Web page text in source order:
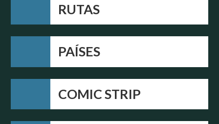
RUTAS
PAÍSES
COMIC STRIP